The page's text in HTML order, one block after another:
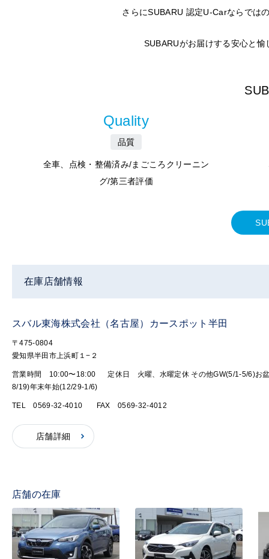
さらにSUBARU 認定U-Carならでは
SUBARUがお届けする安心と
Quality
品質
全車、点検・整備済み/まごころクリーニン
グ/第三者評価
在庫店舗情報
スバル東海株式会社（名古屋）カースポット半田
〒475-0804
愛知県半田市上浜町１−２
営業時間 10:00〜18:00
定休日 火曜、水曜定休 その他GW(5/1-5/6)お
8/19)年末年始(12/29-1/6)
TEL 0569-32-4010 FAX 0569-32-4012
店舗詳細
店舗の在庫